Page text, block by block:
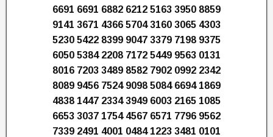
6691 6691 6882 6212 5163 3950 8859
9141 3671 4366 5704 3160 3065 4303
5230 5422 8399 9047 3379 7198 9375
6050 5384 2208 7172 5449 9563 0131
8016 7203 3489 8582 7902 0992 2342
8089 9456 7524 9098 5084 6694 1869
4838 1447 2334 3949 6003 2165 1085
6653 3037 1754 4567 6571 7796 9562
7339 2491 4001 0484 1223 3481 0101